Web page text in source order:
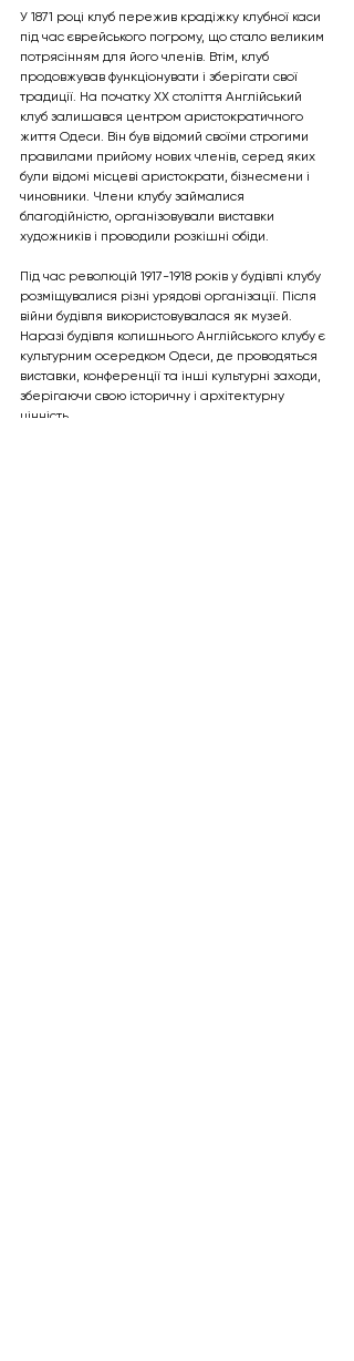
У 1871 році клуб пережив крадіжку клубної каси
під час єврейського погрому, що стало великим
потрясінням для його членів. Втім, клуб
продовжував функціонувати і зберігати свої
традиції. На початку XX століття Англійський
клуб залишався центром аристократичного
життя Одеси. Він був відомий своїми строгими
правилами прийому нових членів, серед яких
були відомі місцеві аристократи, бізнесмени і
чиновники. Члени клубу займалися
благодійністю, організовували виставки
художників і проводили розкішні обіди.
Під час революцій 1917-1918 років у будівлі клубу
розміщувалися різні урядові організації. Після
війни будівля використовувалася як музей.
Наразі будівля колишнього Англійського клубу є
культурним осередком Одеси, де проводяться
виставки, конференції та інші культурні заходи,
зберігаючи свою історичну і архітектурну
цінність.